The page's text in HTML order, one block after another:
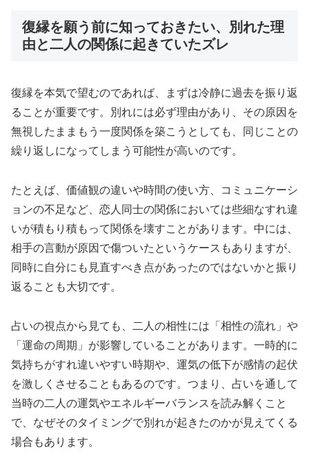
復縁を願う前に知っておきたい、別れた理
由と二人の関係に起きていたズレ
復縁を本気で望むのであれば、まずは冷静に過去を振り返
ることが重要です。別れには必ず理由があり、その原因を
無視したままもう一度関係を築こうとしても、同じことの
繰り返しになってしまう可能性が高いのです。
たとえば、価値観の違いや時間の使い方、コミュニケーシ
ョンの不足など、恋人同士の関係においては些細なすれ違
いが積もり積もって関係を壊すことがあります。中には、
相手の言動が原因で傷ついたというケースもありますが、
同時に自分にも見直すべき点があったのではないかと振り
返ることも大切です。
占いの視点から見ても、二人の相性には「相性の流れ」や
「運命の周期」が影響していることがあります。一時的に
気持ちがすれ違いやすい時期や、運気の低下が感情の起伏
を激しくさせることもあるのです。つまり、占いを通して
当時の二人の運気やエネルギーバランスを読み解くこと
で、なぜそのタイミングで別れが起きたのかが見えてくる
場合もあります。